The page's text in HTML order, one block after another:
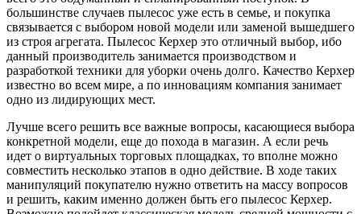
большинстве случаев пылесос уже есть в семье, и покупка
связывается с выбором новой модели или заменой вышедшего
из строя агрегата. Пылесос Керхер это отличный выбор, ибо
данный производитель занимается производством и
разработкой техники для уборки очень долго. Качество Керхер
известно во всем мире, а по инновациям компания занимает
одно из лидирующих мест.
Лучше всего решить все важные вопросы, касающиеся выбора
конкретной модели, еще до похода в магазин. А если речь
идет о виртуальных торговых площадках, то вполне можно
совместить несколько этапов в одно действие. В ходе таких
манипуляций покупателю нужно ответить на массу вопросов
и решить, каким именно должен быть его пылесос Керхер.